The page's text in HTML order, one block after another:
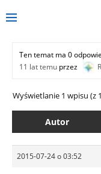
Ten temat ma 0
11 lat temu przez
Wyświetlanie 1 wpisu (z
Autor
2015-07-24 o 03:52